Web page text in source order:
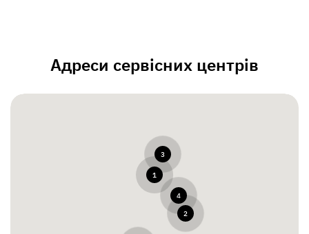
Адреси сервісних центрів
1
2
3
4